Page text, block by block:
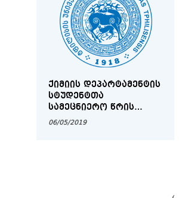
ᲥᲘᲛᲘᲘᲡ ᲓᲔᲞᲐᲠᲢᲐᲛᲔᲜᲢᲘᲡ
ᲡᲢᲣᲓᲔᲜᲢᲗᲐ
ᲡᲐᲛᲔᲪᲜᲘᲔᲠᲝ ᲬᲠᲘᲡ
ᲡᲮᲓᲝᲛᲐ
06/05/2019